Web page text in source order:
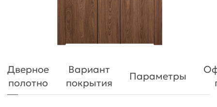
Дверное
полотно
Вариант
покрытия
Параметры